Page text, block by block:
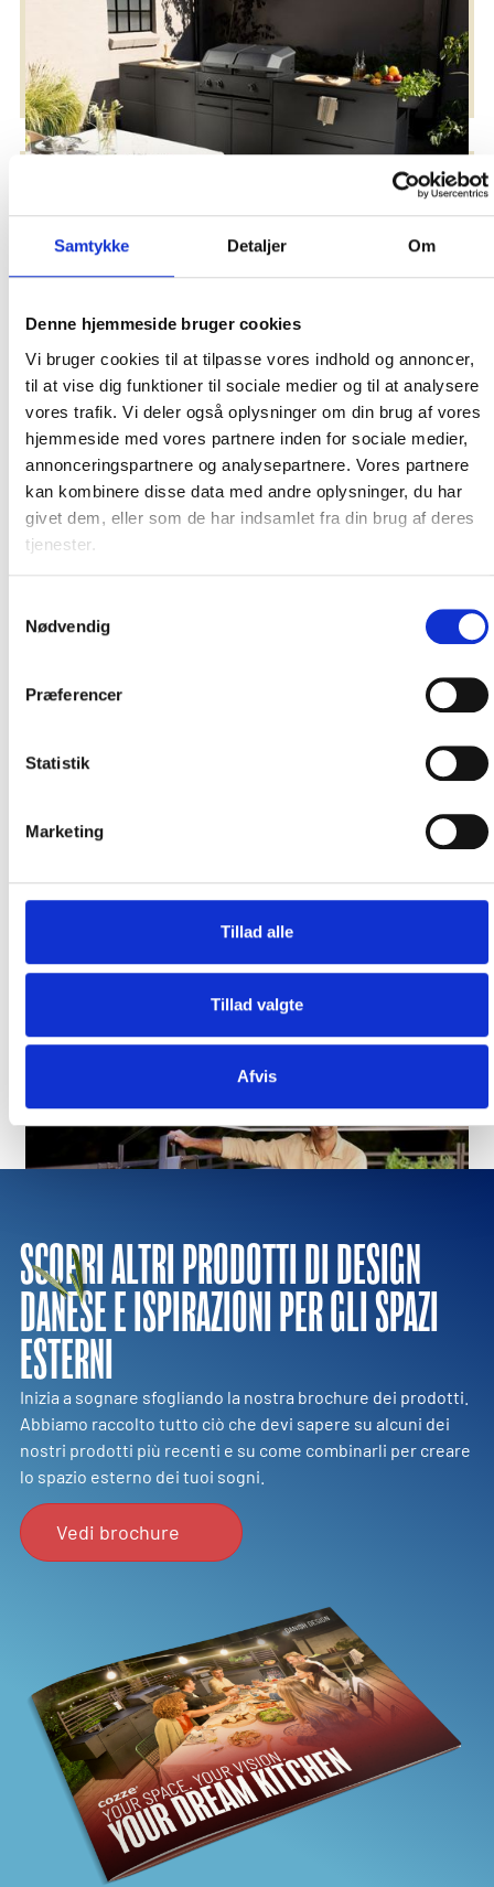
Samtykke Detaljer Om
Denne hjemmeside bruger cookies
Vi bruger cookies til at tilpasse vores indhold og annoncer,
til at vise dig funktioner til sociale medier og til at analysere
vores trafik. Vi deler også oplysninger om din brug af vores
hjemmeside med vores partnere inden for sociale medier,
annonceringspartnere og analysepartnere. Vores partnere
kan kombinere disse data med andre oplysninger, du har
givet dem, eller som de har indsamlet fra din brug af deres
tjenester.
Nødvendig
Præferencer
Statistik
Marketing
Tillad alle
Tillad valgte
Afvis
Migliora la tua esperienza culinaria all'aria aperta
I nostri nuovi membri del
forno per pizza
Scopri la nostra vasta gamma di forni per pizza
Nuova gamma di griglie
Entra in una nuova era della cucina all'aperto
SCOPRI ALTRI PRODOTTI DI DESIGN
DANESE E ISPIRAZIONI PER GLI SPAZI
ESTERNI
Inizia a sognare sfogliando la nostra brochure dei prodotti.
Abbiamo raccolto tutto ciò che devi sapere su alcuni dei
nostri prodotti più recenti e su come combinarli per creare
lo spazio esterno dei tuoi sogni.
Vedi brochure